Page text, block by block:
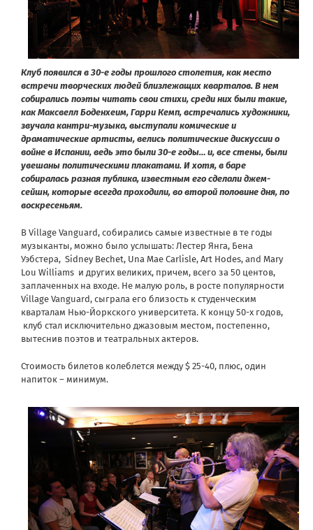
Клуб появился в 30-е годы прошлого столетия, как место
встречи творческих людей близлежащих кварталов. В нем
собирались поэты читать свои стихи, среди них были такие,
как Максвелл Боденхеим, Гарри Кемп, встречались художники,
звучала кантри-музыка, выступали комические и
драматические артисты, велись политические дискуссии о
войне в Испании, ведь это были 30-е годы… и, все стены, были
увешаны политическими плакатами. И хотя, в баре
собиралась разная публика, известным его сделали джем-
сейшн, которые всегда проходили, во второй половине дня, по
воскресеньям.
В Village Vanguard, собирались самые известные в те годы
музыканты, можно было услышать: Лестер Янга, Бена
Уэбстера, Sidney Bechet, Una Mae Carlisle, Art Hodes, and Mary
Lou Williams и других великих, причем, всего за 50 центов,
заплаченных на входе. Не малую роль, в росте популярности
Village Vanguard, сыграла его близость к студенческим
кварталам Нью-Йоркского университета. К концу 50-х годов,
клуб стал исключительно джазовым местом, постепенно,
вытеснив поэтов и театральных актеров.
Стоимость билетов колеблется между $ 25-40, плюс, один
напиток – минимум.